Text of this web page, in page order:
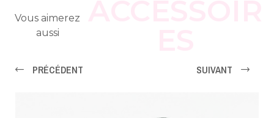
Vous aimerez
aussi
PRÉCÉDENT SUIVANT